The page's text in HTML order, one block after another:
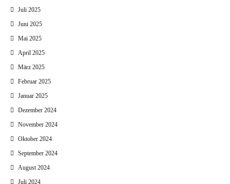
Juli 2025
Juni 2025
Mai 2025
April 2025
März 2025
Februar 2025
Januar 2025
Dezember 2024
November 2024
Oktober 2024
September 2024
August 2024
Juli 2024